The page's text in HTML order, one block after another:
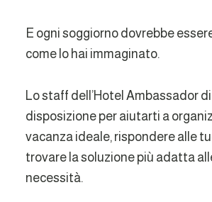
E ogni soggiorno dovrebbe
come lo hai immaginato.
Lo staff dell’Hotel Ambassador
disposizione per aiutarti a
vacanza ideale, rispondere alle
trovare la soluzione più adatta
necessità.